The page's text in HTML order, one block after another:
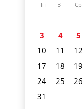
Пн Вт Ср
3
4 5
10
11 12
17
18 19
24
25 26
31